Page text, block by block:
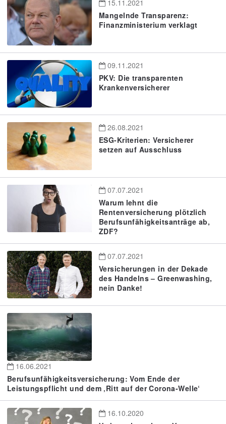
15.11.2021
Mangelnde Transparenz:
Finanzministerium verklagt
09.11.2021
PKV: Die transparenten
Krankenversicherer
26.08.2021
ESG-Kriterien: Versicherer
setzen auf Ausschluss
07.07.2021
Warum lehnt die
Rentenversicherung plötzlich
Berufsunfähigkeitsanträge ab,
ZDF?
07.07.2021
Versicherungen in der Dekade
des Handelns – Greenwashing,
nein Danke!
16.06.2021
Berufsunfähigkeitsversicherung: Vom Ende der
Leistungspflicht und dem ‚Ritt auf der Corona-Welle‘
16.10.2020